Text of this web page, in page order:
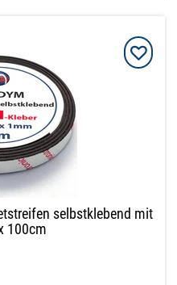
selbstklebend mit
100cm